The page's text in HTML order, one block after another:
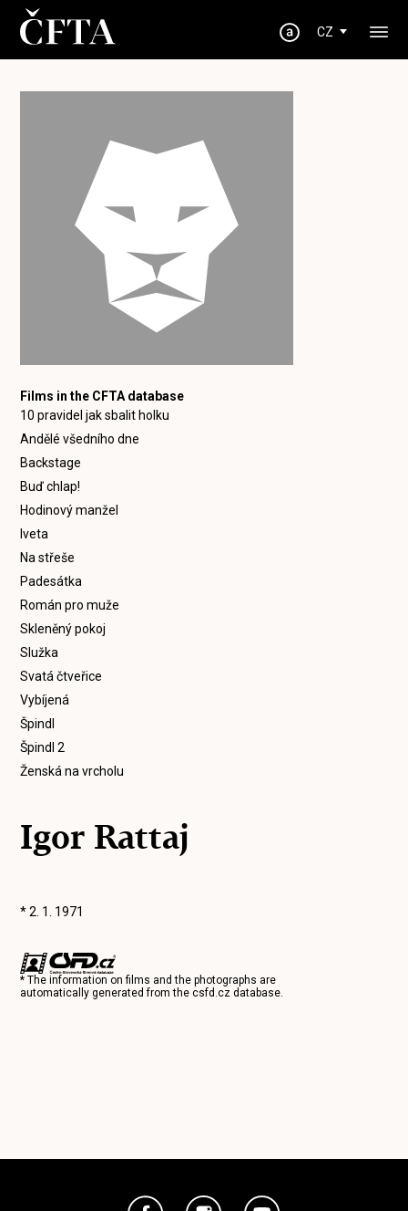
CZ
Films in the CFTA database
10 pravidel jak sbalit holku
Andělé všedního dne
Backstage
Buď chlap!
Hodinový manžel
Iveta
Na střeše
Padesátka
Román pro muže
Skleněný pokoj
Služka
Svatá čtveřice
Vybíjená
Špindl
Špindl 2
Ženská na vrcholu
Igor Rattaj
* 2. 1. 1971
* The information on films and the photographs are
automatically generated from thecsfd.cz database.